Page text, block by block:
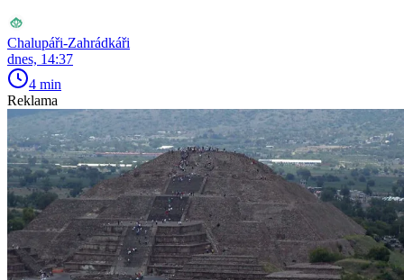
Chalupáři-Zahrádkáři
dnes, 14:37
4 min
Reklama